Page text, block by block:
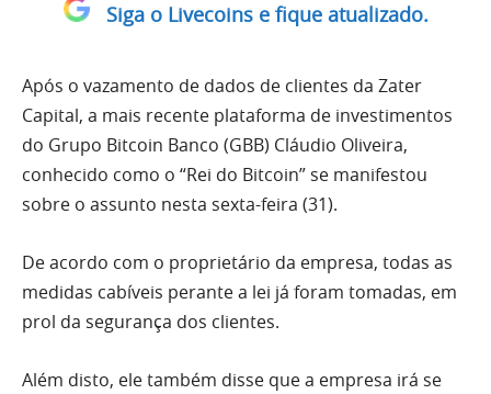
Siga o Livecoins e fique atualizado.
Após o vazamento de dados de clientes da Zater
Capital, a mais recente plataforma de investimentos
do Grupo Bitcoin Banco (GBB) Cláudio Oliveira,
conhecido como o “Rei do Bitcoin” se manifestou
sobre o assunto nesta sexta-feira (31).
De acordo com o proprietário da empresa, todas as
medidas cabíveis perante a lei já foram tomadas, em
prol da segurança dos clientes.
Além disto, ele também disse que a empresa irá se